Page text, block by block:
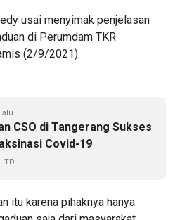
usai menyimak penjelasan
di Perumdam TKR
(2/9/2021).
CSO di Tangerang Sukses
Covid-19
TD
itu karena pihaknya hanya